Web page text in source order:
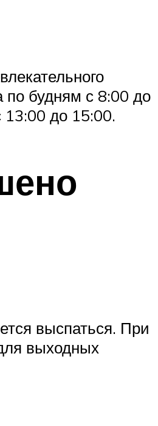
будням с 8:00 до
до 15:00.
выспаться. При
выходных